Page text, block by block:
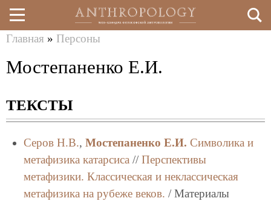
Перейти
к
содержанию
здесь
Главная » Персоны
Мостепаненко Е.И.
ТЕКСТЫ
Серов Н.В., Мостепаненко Е.И. Символика и
метафизика катарсиса// Перспективы
метафизики. Классическая и неклассическая
метафизика на рубеже веков. / Материалы